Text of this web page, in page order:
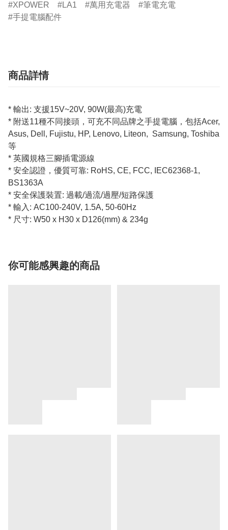
XPOWER LA1 萬用充電器
筆電充電
手提電腦配件
商品詳情
* 輸出: 支援15V~20V, 90W(最高)充電
* 附送11種不同接頭，可充不同品牌之手提電腦，包括Acer,
Asus, Dell, Fujistu, HP, Lenovo, Liteon, Samsung, Toshiba
等
* 英國規格三腳插電源線
* 安全認證，優質可靠: RoHS, CE, FCC, IEC62368-1,
BS1363A
* 安全保護裝置: 過載/過流/過壓/短路保護
* 輸入: AC100-240V, 1.5A, 50-60Hz
* 尺寸: W50 x H30 x D126(mm) & 234g
你可能感興趣的商品